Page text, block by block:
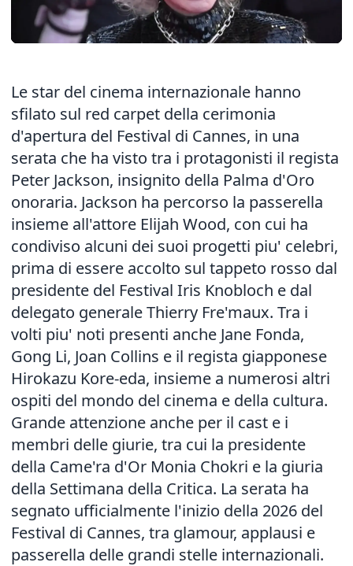
Le star del cinema internazionale hanno
sfilato sul red carpet della cerimonia
d'apertura del Festival di Cannes, in una
serata che ha visto tra i protagonisti il regista
Peter Jackson, insignito della Palma d'Oro
onoraria. Jackson ha percorso la passerella
insieme all'attore Elijah Wood, con cui ha
condiviso alcuni dei suoi progetti piu' celebri,
prima di essere accolto sul tappeto rosso dal
presidente del Festival Iris Knobloch e dal
delegato generale Thierry Fre'maux. Tra i
volti piu' noti presenti anche Jane Fonda,
Gong Li, Joan Collins e il regista giapponese
Hirokazu Kore-eda, insieme a numerosi altri
ospiti del mondo del cinema e della cultura.
Grande attenzione anche per il cast e i
membri delle giurie, tra cui la presidente
della Came'ra d'Or Monia Chokri e la giuria
della Settimana della Critica. La serata ha
segnato ufficialmente l'inizio della 2026 del
Festival di Cannes, tra glamour, applausi e
passerella delle grandi stelle internazionali.